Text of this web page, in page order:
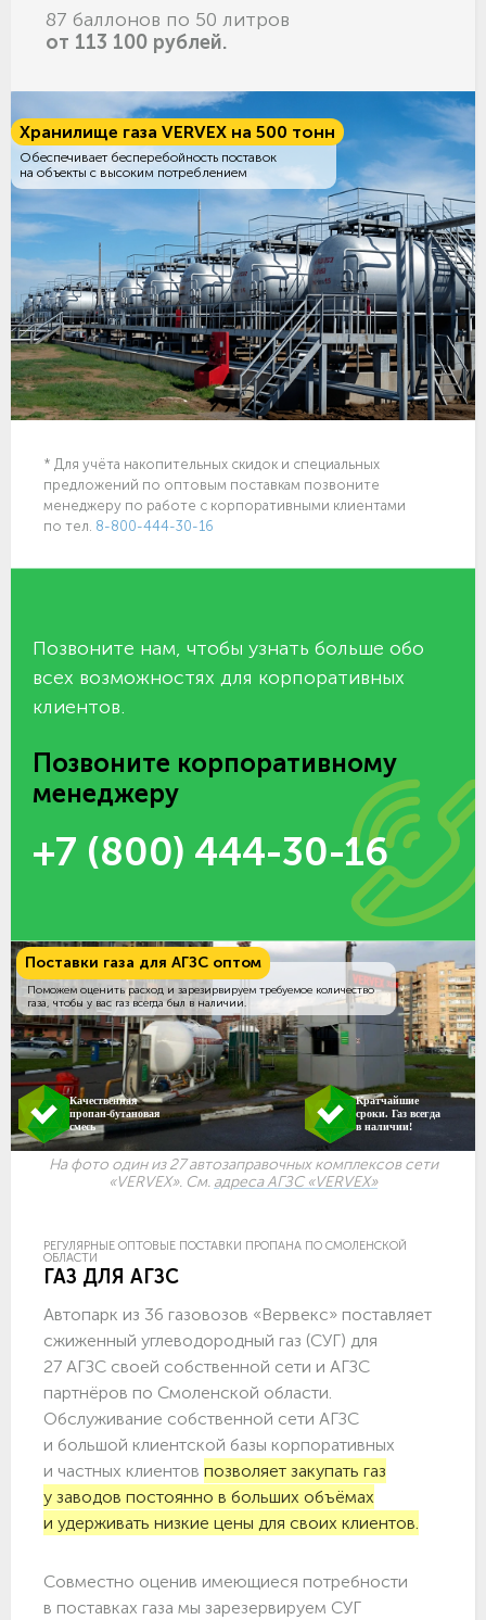
87 баллонов по 50 литров
от 113 100 рублей.
Хранилище газа VERVEX на 500 тонн
Обеспечивает бесперебойность поставок
на объекты с высоким потреблением
* Для учёта накопительных скидок и специальных
предложений по оптовым поставкам позвоните
менеджеру по работе с корпоративными клиентами
по тел. 8-800-444-30-16
Позвоните нам, чтобы узнать больше обо
всех возможностях для корпоративных
клиентов.
Позвоните корпоративному
менеджеру
+7 (800) 444-30-16
Поставки газа для АГЗС оптом
Поможем оценить расход и зарезирвируем требуемое количество
газа, чтобы у вас газ всегда был в наличии.
Качественная
пропан-бутановая
смесь
Кратчайшие
сроки. Газ всегда
в наличии!
На фото один из 27 автозаправочных комплексов сети
«VERVEX». См. адреса АГЗС «VERVEX»
РЕГУЛЯРНЫЕ ОПТОВЫЕ ПОСТАВКИ ПРОПАНА ПО СМОЛЕНСКОЙ
ОБЛАСТИ
ГАЗ ДЛЯ АГЗС
Автопарк из 36 газовозов «Вервекс» поставляет
сжиженный углеводородный газ (СУГ) для
27 АГЗС своей собственной сети и АГЗС
партнёров по Смоленской области.
Обслуживание собственной сети АГЗС
и большой клиентской базы корпоративных
и частных клиентов позволяет закупать газ
у заводов постоянно в больших объёмах
и удерживать низкие цены для своих клиентов.
Совместно оценив имеющиеся потребности
в поставках газа мы зарезервируем СУГ